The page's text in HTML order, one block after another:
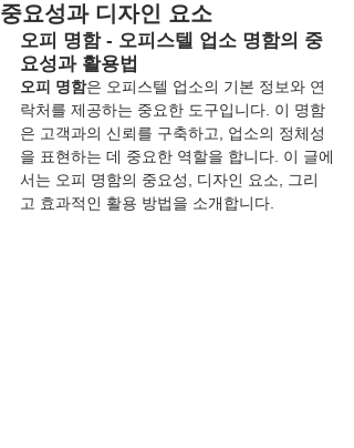
중요성과 디자인 요소
오피 명함 - 오피스텔 업소 명함의 중
요성과 활용법
오피 명함은 오피스텔 업소의 기본 정보와 연
락처를 제공하는 중요한 도구입니다. 이 명함
은 고객과의 신뢰를 구축하고, 업소의 정체성
을 표현하는 데 중요한 역할을 합니다. 이 글에
서는 오피 명함의 중요성, 디자인 요소, 그리
고 효과적인 활용 방법을 소개합니다.